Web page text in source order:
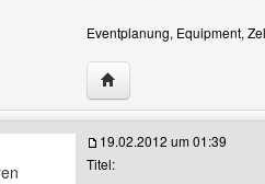
Eventplanung, Equipment,
Website dieses
19.02.2012 um 01:39
Titel: